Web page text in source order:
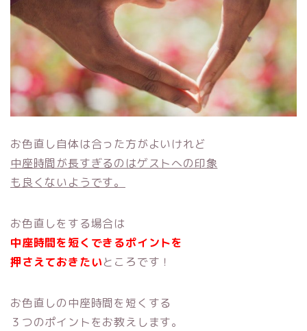
お色直し自体は合った方がよいけれど
中座時間が長すぎるのはゲストへの印象
も良くないようです。
お色直しをする場合は
中座時間を短くできるポイントを
押さえておきたいところです！
お色直しの中座時間を短くする
３つのポイントをお教えします。